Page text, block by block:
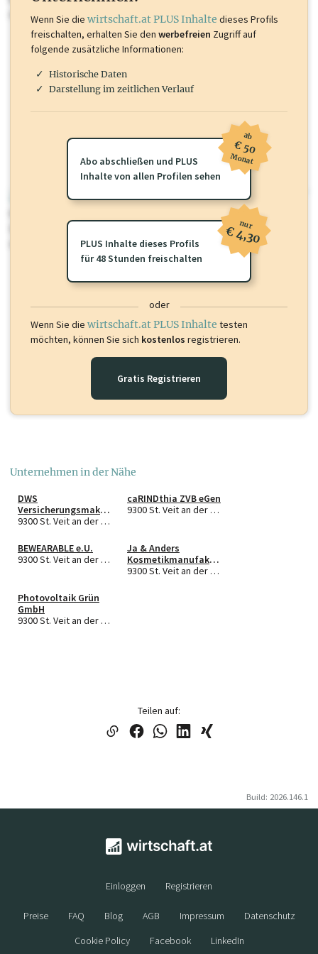
mehr.
wirtschaft.at PLUS
wirtschaft.at PLUS Inhalte
Sie momentan nicht einsehen können. Schalten Sie dieses Profil frei
oder loggen Sie sich ein um diese Inhalte zu sehen.
Wenn Sie die wirtschaft.at PLUS Inhalte dieses Profils
freischalten, erhalten Sie den werbefreien Zugriff auf
folgende zusätzliche Informationen:
Historische Daten
Darstellung im zeitlichen Verlauf
Abo abschließen und PLUS
Inhalte von allen Profilen sehen
ab
€ 50
Monat
PLUS Inhalte dieses Profils
für 48 Stunden freischalten
nur
€ 4,30
oder
Wenn Sie die wirtschaft.at PLUS Inhalte testen
möchten, können Sie sich kostenlos registrieren.
Gratis Registrieren
Unternehmen in der Nähe
DWS
Versicherungsmakler
GmbH
9300 St. Veit an der Glan
caRINDthia ZVB eGen
9300 St. Veit an der Glan
BEWEARABLE e.U.
9300 St. Veit an der Glan
Ja & Anders
Kosmetikmanufaktu
r KG
9300 St. Veit an der Glan
Photovoltaik Grün
GmbH
9300 St. Veit an der Glan
Teilen auf:
Build: 2026.146.1
Einloggen Registrieren
Preise FAQ Blog AGB Impressum
Datenschutz
Cookie Policy
Facebook LinkedIn